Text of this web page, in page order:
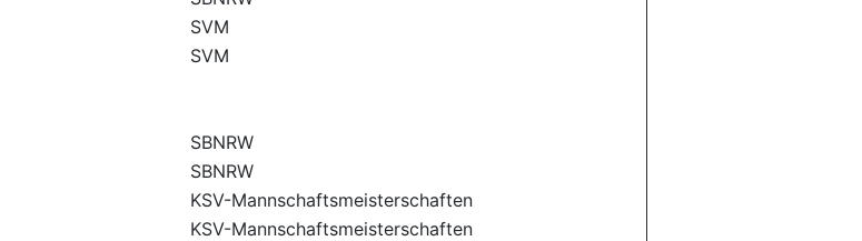
SVM
SVM
SBNRW
SBNRW
KSV-Mannschaftsmeisterschaften
KSV-Mannschaftsmeisterschaften